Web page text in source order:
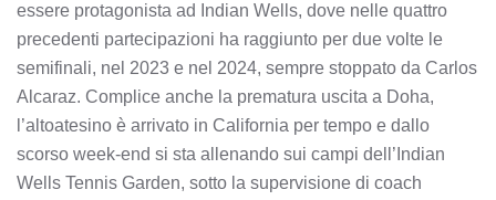
essere protagonista ad Indian Wells, dove nelle quattro
precedenti partecipazioni ha raggiunto per due volte le
semifinali, nel 2023 e nel 2024, sempre stoppato da Carlos
Alcaraz. Complice anche la prematura uscita a Doha,
l’altoatesino è arrivato in California per tempo e dallo
scorso week-end si sta allenando sui campi dell’Indian
Wells Tennis Garden, sotto la supervisione di coach